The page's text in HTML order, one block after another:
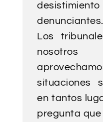
Los
situaciones
en tantos
pregunta